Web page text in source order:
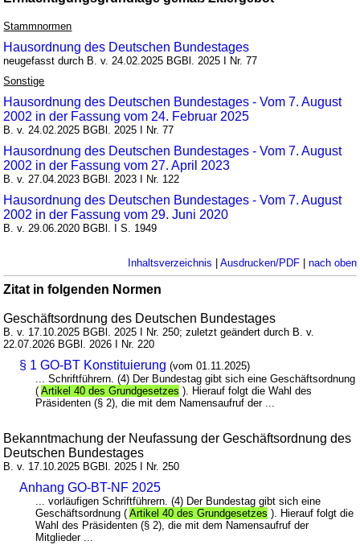
Stammnormen
Hausordnung des Deutschen Bundestages
neugefasst durch B. v. 24.02.2025 BGBl. 2025 I Nr. 77
Sonstige
Hausordnung des Deutschen Bundestages - Vom 7. August
2002 in der Fassung vom 24. Februar 2025
B. v. 24.02.2025 BGBl. 2025 I Nr. 77
Hausordnung des Deutschen Bundestages - Vom 7. August
2002 in der Fassung vom 27. April 2023
B. v. 27.04.2023 BGBl. 2023 I Nr. 122
Hausordnung des Deutschen Bundestages - Vom 7. August
2002 in der Fassung vom 29. Juni 2020
B. v. 29.06.2020 BGBl. I S. 1949
Inhaltsverzeichnis | Ausdrucken/PDF| nach oben
Zitat in folgenden Normen
Geschäftsordnung des Deutschen Bundestages
B. v. 17.10.2025 BGBl. 2025 I Nr. 250; zuletzt geändert durch B. v.
22.07.2026 BGBl. 2026 I Nr. 220
§ 1 GO-BT Konstituierung (vom 01.11.2025)
... Schriftführern. (4) Der Bundestag gibt sich eine Geschäftsordnung
(Artikel 40 des Grundgesetzes ). Hierauf folgt die Wahl des
Präsidenten (§ 2), die mit dem Namensaufruf der ...
Bekanntmachung der Neufassung der Geschäftsordnung des
Deutschen Bundestages
B. v. 17.10.2025 BGBl. 2025 I Nr. 250
Anhang GO-BT-NF 2025
... vorläufigen Schriftführern. (4) Der Bundestag gibt sich eine
Geschäftsordnung (Artikel 40 des Grundgesetzes ). Hierauf folgt die
Wahl des Präsidenten (§ 2), die mit dem Namensaufruf der
Mitglieder ...